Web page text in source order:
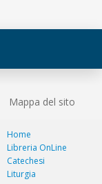
Mappa del sito
Home
Libreria OnLine
Catechesi
Liturgia